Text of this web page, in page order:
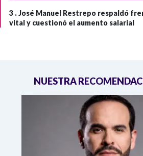
3 .José Manuel Restrepo respaldó
vital y cuestionó el aumento salarial
NUESTRA